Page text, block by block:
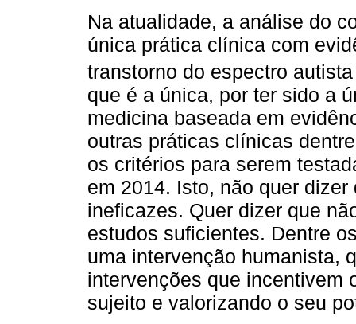
Na atualidade, a análise do
única prática clínica com
transtorno do espectro
que é a única, por ter sido a
medicina baseada em
outras práticas clínicas
os critérios para serem
em 2014. Isto, não quer
ineficazes. Quer dizer que
estudos suficientes. Dentre
uma intervenção humanista,
intervenções que incentivem
sujeito e valorizando o seu